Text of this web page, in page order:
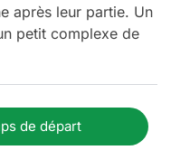
après leur partie. Un
petit complexe de
de départ